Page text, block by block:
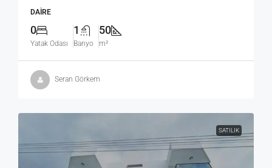
DAIRE
0
Yatak Odası
1
Banyo
50
m²
Seran Görkem
SATILIK